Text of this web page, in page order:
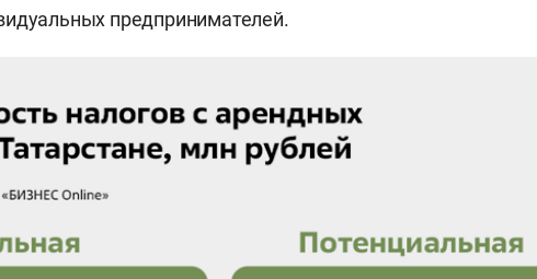
предпринимателей.